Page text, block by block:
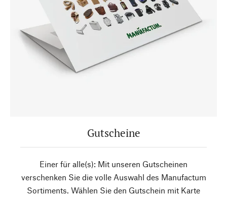
Gutscheine
Einer für alle(s): Mit unseren Gutscheinen
verschenken Sie die volle Auswahl des Manufactum
Sortiments. Wählen Sie den Gutschein mit Karte